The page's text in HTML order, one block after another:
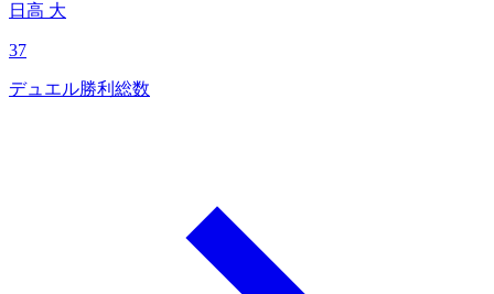
日高 大
37
デュエル勝利総数